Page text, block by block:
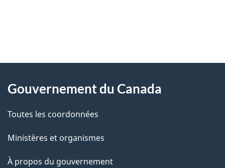
D
t
a
l
s
propos
ce
site
Gouvernement du Canada
Toutes les coordonnées
Ministères et organismes
À propos du gouvernement